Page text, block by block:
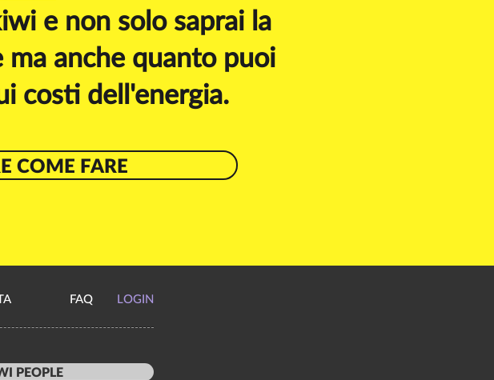
e non solo saprai la
ma anche quanto puoi
costi dell'energia.
COME FARE
FAQ LOGIN
PEOPLE